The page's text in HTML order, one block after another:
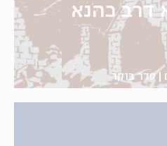
דרב כהנא
סדר בוקר